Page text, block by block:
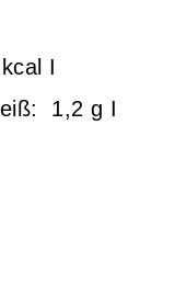
I
1,2 g I